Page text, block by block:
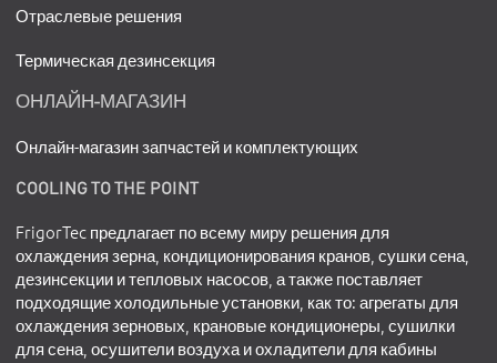
Отраслевые решения
Термическая дезинсекция
ОНЛАЙН-МАГАЗИН
Онлайн-магазин запчастей и комплектующих
COOLING TO THE POINT
FrigorTec предлагает по всему миру решения для
охлаждения зерна, кондиционирования кранов, сушки сена,
дезинсекции и тепловых насосов, а также поставляет
подходящие холодильные установки, как то: агрегаты для
охлаждения зерновых, крановые кондиционеры, сушилки
для сена, осушители воздуха и охладители для кабины